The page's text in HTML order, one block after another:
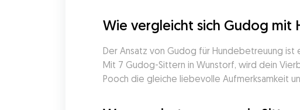
Wie vergleicht sich Gudog mit
Der Ansatz von Gudog für Hundebetreuung
Mit 7 Gudog-Sittern in Wunstorf, wird dein
Pooch die gleiche liebevolle Aufmerksamkeit